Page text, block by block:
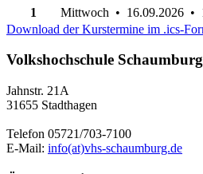
1
Mittwoch • 16.09.2026 •
Download der Kurstermine im .ics-
Volkshochschule Schaumburg
Jahnstr. 21A
31655 Stadthagen
Telefon 05721/703-7100
E-Mail: info(at)vhs-schaumburg.de